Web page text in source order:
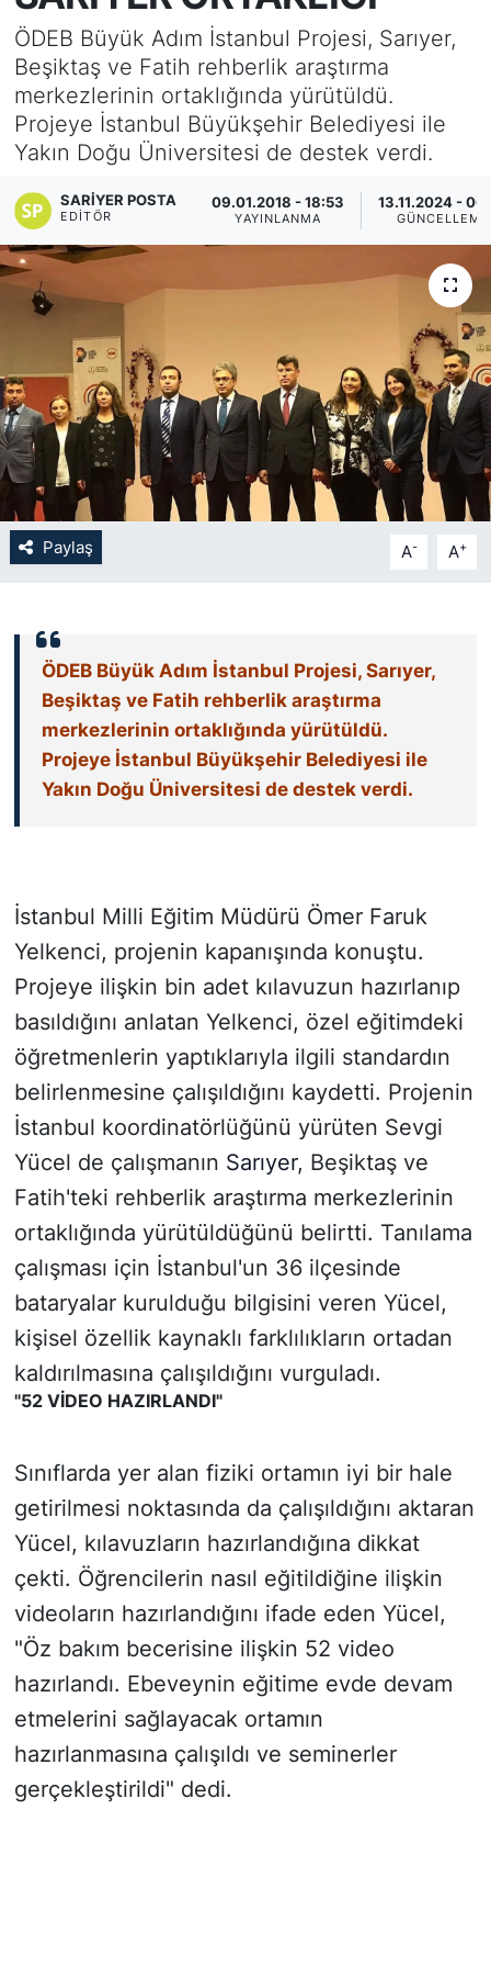
ÖDEB Büyük Adım İstanbul Projesi, Sarıyer,
Beşiktaş ve Fatih rehberlik araştırma
merkezlerinin ortaklığında yürütüldü.
Projeye İstanbul Büyükşehir Belediyesi ile
Yakın Doğu Üniversitesi de destek verdi.
SARIYER POSTA
EDITÖR
09.01.2018 - 18:53
YAYINLANMA
13.11.2024 -
GÜNCELLEME
Paylaş A- A+
ÖDEB Büyük Adım İstanbul Projesi, Sarıyer,
Beşiktaş ve Fatih rehberlik araştırma
merkezlerinin ortaklığında yürütüldü.
Projeye İstanbul Büyükşehir Belediyesi ile
Yakın Doğu Üniversitesi de destek verdi.
İstanbul Milli Eğitim Müdürü Ömer Faruk
Yelkenci, projenin kapanışında konuştu.
Projeye ilişkin bin adet kılavuzun hazırlanıp
basıldığını anlatan Yelkenci, özel eğitimdeki
öğretmenlerin yaptıklarıyla ilgili standardın
belirlenmesine çalışıldığını kaydetti. Projenin
İstanbul koordinatörlüğünü yürüten Sevgi
Yücel de çalışmanın Sarıyer, Beşiktaş ve
Fatih'teki rehberlik araştırma merkezlerinin
ortaklığında yürütüldüğünü belirtti. Tanılama
çalışması için İstanbul'un 36 ilçesinde
bataryalar kurulduğu bilgisini veren Yücel,
kişisel özellik kaynaklı farklılıkların ortadan
kaldırılmasına çalışıldığını vurguladı.
"52 VİDEO HAZIRLANDI"
Sınıflarda yer alan fiziki ortamın iyi bir hale
getirilmesi noktasında da çalışıldığını aktaran
Yücel, kılavuzların hazırlandığına dikkat
çekti. Öğrencilerin nasıl eğitildiğine ilişkin
videoların hazırlandığını ifade eden Yücel,
"Öz bakım becerisine ilişkin 52 video
hazırlandı. Ebeveynin eğitime evde devam
etmelerini sağlayacak ortamın
hazırlanmasına çalışıldı ve seminerler
gerçekleştirildi" dedi.
KÖŞE YAZILARI
KÖŞE YAZILARI (Arşiv)
KÜLTÜR SANAT
MAGAZİN
RÖPORTAJ
SARIYER HABERLERİ
SARIYER İMAR BARIŞI
SEKTÖR
SİYASET
TEKNOLOJİ
TÜRKİYE VE DÜNYA GÜNDEMİ